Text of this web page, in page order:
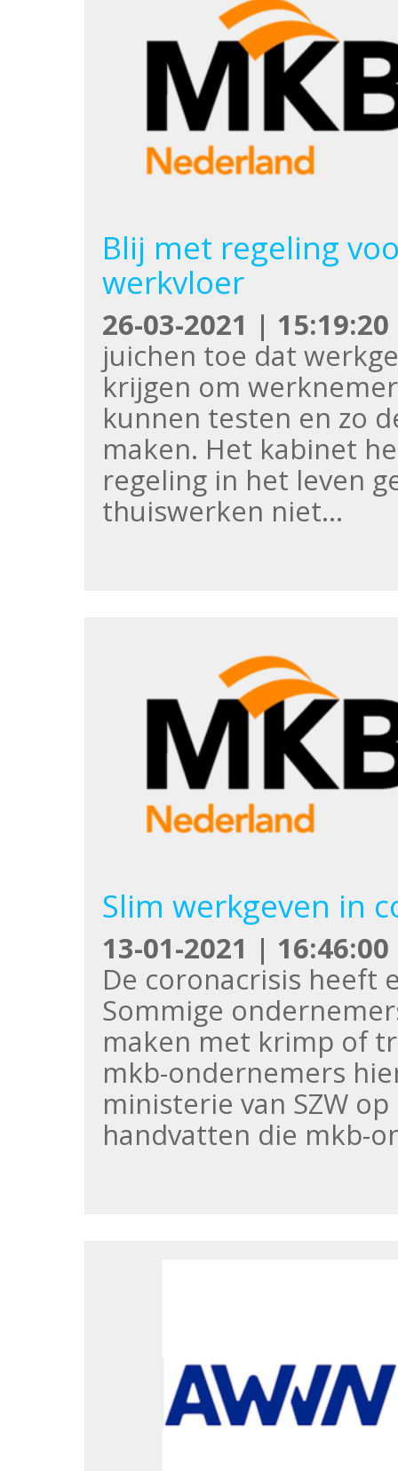
Blij met regeling
werkvloer
26-03-2021 | 15:19:20
juichen toe dat
krijgen om
kunnen testen en zo
maken. Het kabinet
regeling in het leven
thuiswerken niet…
Slim werkgeven in
13-01-2021 | 16:46:00
De coronacrisis heeft
Sommige
maken met krimp of
mkb-ondernemers
ministerie van SZW
handvatten die mkb-